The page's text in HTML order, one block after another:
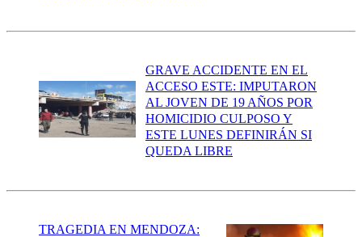
GRAVE ACCIDENTE EN EL
ACCESO ESTE: IMPUTARON
AL JOVEN DE 19 AÑOS POR
HOMICIDIO CULPOSO Y
ESTE LUNES DEFINIRÁN SI
QUEDA LIBRE
TRAGEDIA EN MENDOZA: